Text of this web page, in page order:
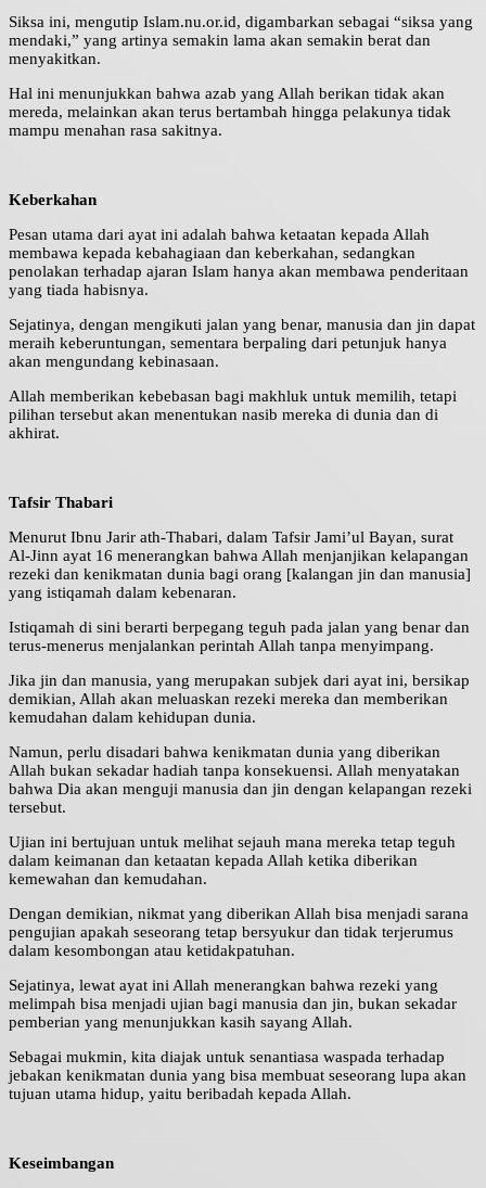
Siksa ini, mengutip Islam.nu.or.id, digambarkan sebagai “siksa yang
mendaki,” yang artinya semakin lama akan semakin berat dan
menyakitkan.
Hal ini menunjukkan bahwa azab yang Allah berikan tidak akan
mereda, melainkan akan terus bertambah hingga pelakunya tidak
mampu menahan rasa sakitnya.
Keberkahan
Pesan utama dari ayat ini adalah bahwa ketaatan kepada Allah
membawa kepada kebahagiaan dan keberkahan, sedangkan
penolakan terhadap ajaran Islam hanya akan membawa penderitaan
yang tiada habisnya.
Sejatinya, dengan mengikuti jalan yang benar, manusia dan jin dapat
meraih keberuntungan, sementara berpaling dari petunjuk hanya
akan mengundang kebinasaan.
Allah memberikan kebebasan bagi makhluk untuk memilih, tetapi
pilihan tersebut akan menentukan nasib mereka di dunia dan di
akhirat.
Tafsir Thabari
Menurut Ibnu Jarir ath-Thabari, dalam Tafsir Jami’ul Bayan, surat
Al-Jinn ayat 16 menerangkan bahwa Allah menjanjikan kelapangan
rezeki dan kenikmatan dunia bagi orang [kalangan jin dan manusia]
yang istiqamah dalam kebenaran.
Istiqamah di sini berarti berpegang teguh pada jalan yang benar dan
terus-menerus menjalankan perintah Allah tanpa menyimpang.
Jika jin dan manusia, yang merupakan subjek dari ayat ini, bersikap
demikian, Allah akan meluaskan rezeki mereka dan memberikan
kemudahan dalam kehidupan dunia.
Namun, perlu disadari bahwa kenikmatan dunia yang diberikan
Allah bukan sekadar hadiah tanpa konsekuensi. Allah menyatakan
bahwa Dia akan menguji manusia dan jin dengan kelapangan rezeki
tersebut.
Ujian ini bertujuan untuk melihat sejauh mana mereka tetap teguh
dalam keimanan dan ketaatan kepada Allah ketika diberikan
kemewahan dan kemudahan.
Dengan demikian, nikmat yang diberikan Allah bisa menjadi sarana
pengujian apakah seseorang tetap bersyukur dan tidak terjerumus
dalam kesombongan atau ketidakpatuhan.
Sejatinya, lewat ayat ini Allah menerangkan bahwa rezeki yang
melimpah bisa menjadi ujian bagi manusia dan jin, bukan sekadar
pemberian yang menunjukkan kasih sayang Allah.
Sebagai mukmin, kita diajak untuk senantiasa waspada terhadap
jebakan kenikmatan dunia yang bisa membuat seseorang lupa akan
tujuan utama hidup, yaitu beribadah kepada Allah.
Keseimbangan